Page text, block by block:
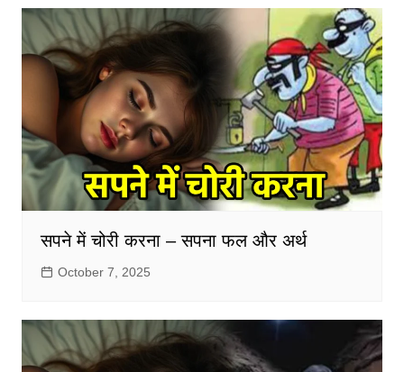
सपने में चोरी करना – सपना फल और अर्थ
October 7, 2025